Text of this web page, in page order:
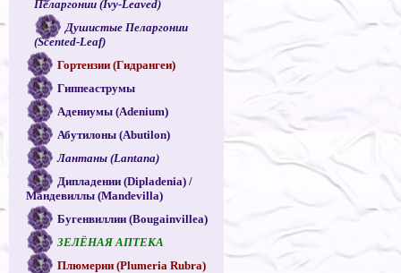
Пеларгонии (Ivy-Leaved)
Душистые Пеларгонии
(Scented-Leaf)
Гортензии (Гидрангеи)
Гиппеаструмы
Адениумы (Adenium)
Абутилоны (Abutilon)
Лантаны (Lantana)
Дипладении (Dipladenia) /
Мандевиллы (Mandevilla)
Бугенвиллии (Bougainvillea)
ЗЕЛЁНАЯ АПТЕКА
Плюмерии (Plumeria Rubra)